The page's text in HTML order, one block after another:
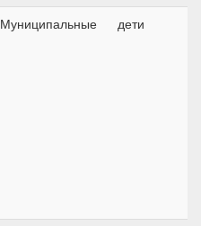
Муниципальные дети